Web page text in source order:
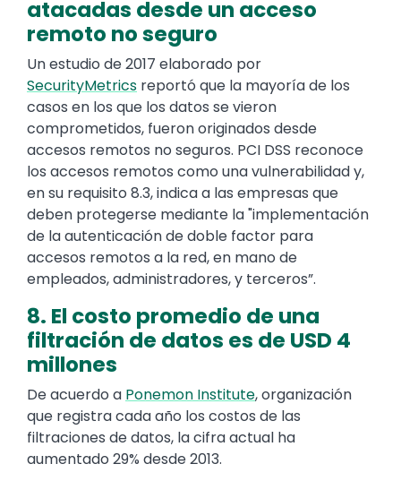
atacadas desde un acceso
remoto no seguro
Un estudio de 2017 elaborado por
SecurityMetrics reportó que la mayoría de los
casos en los que los datos se vieron
comprometidos, fueron originados desde
accesos remotos no seguros. PCI DSS reconoce
los accesos remotos como una vulnerabilidad y,
en su requisito 8.3, indica a las empresas que
deben protegerse mediante la "implementación
de la autenticación de doble factor para
accesos remotos a la red, en mano de
empleados, administradores, y terceros”.
8. El costo promedio de una
filtración de datos es de USD 4
millones
De acuerdo a Ponemon Institute, organización
que registra cada año los costos de las
filtraciones de datos, la cifra actual ha
aumentado 29% desde 2013.